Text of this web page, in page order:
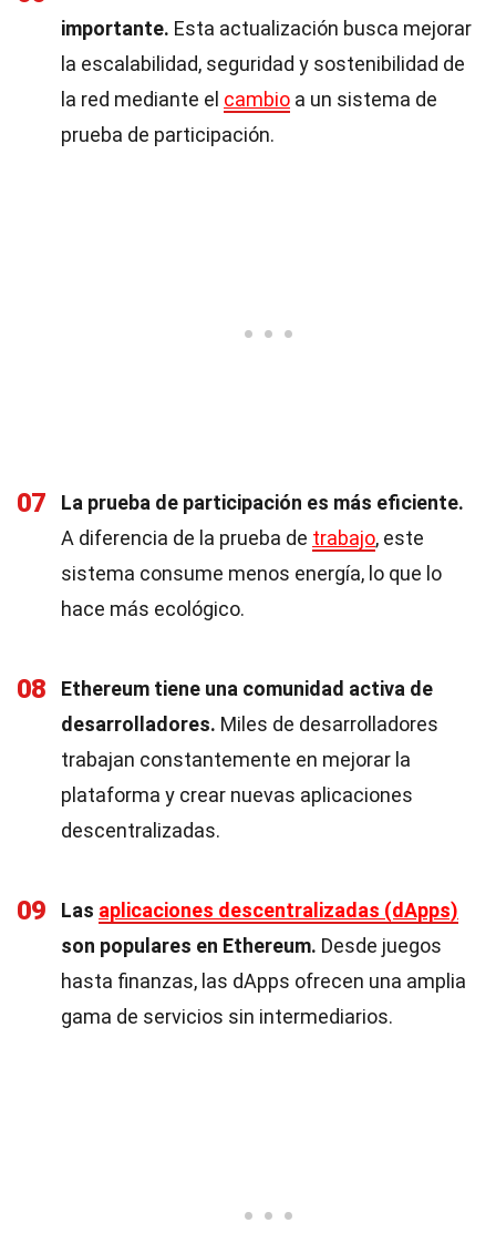
importante. Esta actualización busca mejorar
la escalabilidad, seguridad y sostenibilidad de
la red mediante el cambio a un sistema de
prueba de participación.
07
La prueba de participación es más eficiente.
A diferencia de la prueba de trabajo, este
sistema consume menos energía, lo que lo
hace más ecológico.
08
Ethereum tiene una comunidad activa de
desarrolladores. Miles de desarrolladores
trabajan constantemente en mejorar la
plataforma y crear nuevas aplicaciones
descentralizadas.
09 Las aplicaciones descentralizadas (dApps)
son populares en Ethereum. Desde juegos
hasta finanzas, las dApps ofrecen una amplia
gama de servicios sin intermediarios.